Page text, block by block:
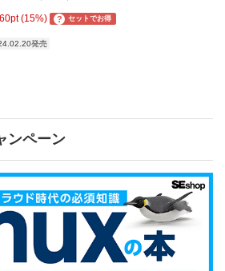
(15%) ? セットでお得
発売
ンペーン